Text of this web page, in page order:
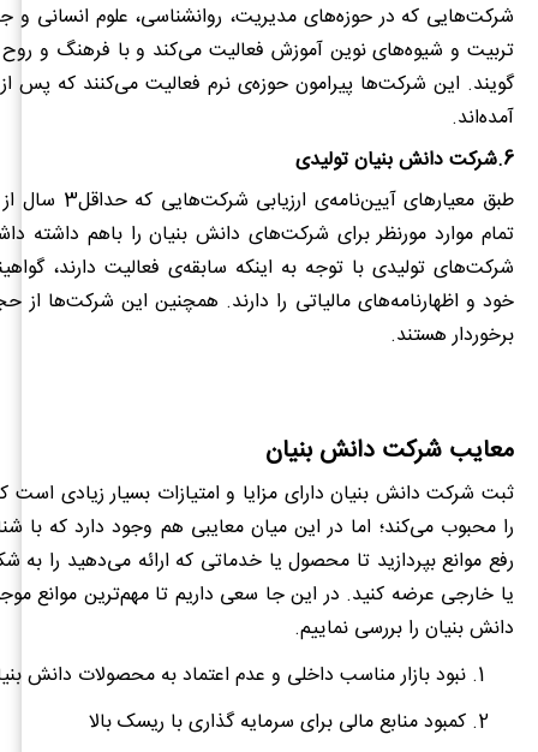
شرکت‌هایی که در حوزه‌های مدیریت، روانشناسی، علوم انسانی
تربیت و شیوه‌های نوین آموزش فعالیت می‌کند و با فرهنگ و روح
گویند. این شرکت‌ها پیرامون حوزه‌ی نرم فعالیت می‌کنند که پس
آمده‌اند.
6.شرکت دانش بنیان تولیدی
طبق معیارهای
تمام موارد مورنظر برای شرکت‌های دانش بنیان را باهم داشته
شرکت‌های تولیدی با توجه به اینکه سابقه‌ی فعالیت دارند،
خود و اظهارنامه‌های مالیاتی را دارند. همچنین این شرکت‌ها از
برخوردار هستند.
معایب شرکت دانش بنیان
ثبت شرکت دانش بنیان دارای مزایا و امتیازات بسیار زیادی
را محبوب می‌کند؛ اما در این میان معایبی هم وجود دارد که با
رفع موانع بپردازید تا محصول یا خدماتی که ارائه می‌دهید را به
یا خارجی عرضه کنید. در این جا سعی داریم تا مهم‌ترین موانع
دانش بنیان را بررسی نماییم.
نبود بازار مناسب داخلی و عدم اعتماد به محصولات دانش
کمبود منابع مالی برای سرمایه گذاری با ریسک بالا